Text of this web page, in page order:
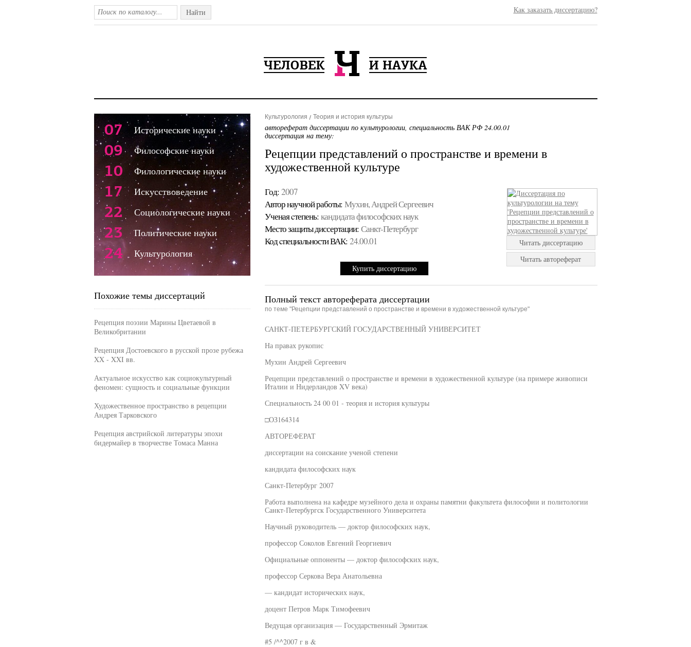
Найти Как заказать диссертацию?
Культурология Теория и история культуры
автореферат диссертации по культурологии, специальность ВАК РФ 24.00.01
диссертация на тему:
Рецепции представлений о пространстве и времени в
художественной культуре
Год: 2007
Автор научной работы: Мухин, Андрей Сергеевич
Ученая cтепень: кандидата философских наук
Место защиты диссертации: Санкт-Петербург
Код cпециальности ВАК: 24.00.01
Купить диссертацию
Читать диссертацию
Читать автореферат
Полный текст автореферата диссертации
по теме "Рецепции представлений о пространстве и времени в художественной культуре"
САНКТ-ПЕТЕРБУРГСКИЙ ГОСУДАРСТВЕННЫЙ УНИВЕРСИТЕТ
На правах рукопис
Мухин Андрей Сергеевич
Рецепции представлений о пространстве и времени в художественной культуре (на примере живописи
Италии и Нидерландов XV века)
Специальность 24 00 01 - теория и история культуры
□ОЗ164314
АВТОРЕФЕРАТ
диссертации на соискание ученой степени
кандидата философских наук
Санкт-Петербург 2007
Работа выполнена на кафедре музейного дела и охраны памятни факультета философии и политологии
Санкт-Петербургск Государственного Университета
Научный руководитель — доктор философских наук,
профессор Соколов Евгений Георгиевич
Официальные оппоненты — доктор философских наук,
профессор Серкова Вера Анатольевна
— кандидат исторических наук,
доцент Петров Марк Тимофеевич
Ведущая организация — Государственный Эрмитаж
#5 /^^2007 г в &
07 Исторические науки
09 Философские науки
10 Филологические науки
17 Искусствоведение
22 Социологические науки
23 Политические науки
24 Культурология
Похожие темы диссертаций
Рецепция поэзии Марины Цветаевой в
Великобритании
Рецепция Достоевского в русской прозе рубежа
XX - XXI вв.
Актуальное искусство как социокультурный
феномен: сущность и социальные функции
Художественное пространство в рецепции
Андрея Тарковского
Рецепция австрийской литературы эпохи
бидермайер в творчестве Томаса Манна